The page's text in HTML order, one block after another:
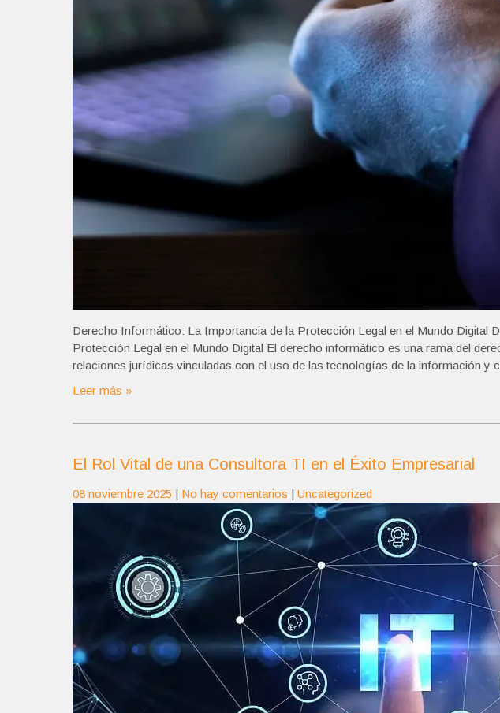
Derecho Informático: La Importancia de la Protección Legal en el Mundo Digital
Protección Legal en el Mundo Digital El derecho informático es una rama del
relaciones jurídicas vinculadas con el uso de las tecnologías de la información y
Leer más »
El Rol Vital de una Consultora TI en el Éxito Empresarial
08 noviembre 2025 | No hay comentarios | Uncategorized